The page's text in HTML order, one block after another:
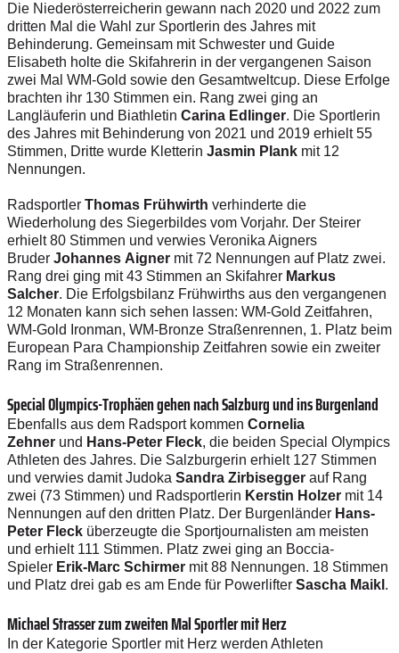
Die Niederösterreicherin gewann nach 2020 und 2022 zum
dritten Mal die Wahl zur Sportlerin des Jahres mit
Behinderung. Gemeinsam mit Schwester und Guide
Elisabeth holte die Skifahrerin in der vergangenen Saison
zwei Mal WM-Gold sowie den Gesamtweltcup. Diese Erfolge
brachten ihr 130 Stimmen ein. Rang zwei ging an
Langläuferin und Biathletin Carina Edlinger. Die Sportlerin
des Jahres mit Behinderung von 2021 und 2019 erhielt 55
Stimmen, Dritte wurde Kletterin Jasmin Plank mit 12
Nennungen.
Radsportler Thomas Frühwirth verhinderte die
Wiederholung des Siegerbildes vom Vorjahr. Der Steirer
erhielt 80 Stimmen und verwies Veronika Aigners
Bruder Johannes Aigner mit 72 Nennungen auf Platz zwei.
Rang drei ging mit 43 Stimmen an Skifahrer Markus
Salcher. Die Erfolgsbilanz Frühwirths aus den vergangenen
12 Monaten kann sich sehen lassen: WM-Gold Zeitfahren,
WM-Gold Ironman, WM-Bronze Straßenrennen, 1. Platz beim
European Para Championship Zeitfahren sowie ein zweiter
Rang im Straßenrennen.
Special Olympics-Trophäen gehen nach Salzburg und ins Burgenland
Ebenfalls aus dem Radsport kommen Cornelia
Zehner und Hans-Peter Fleck, die beiden Special Olympics
Athleten des Jahres. Die Salzburgerin erhielt 127 Stimmen
und verwies damit Judoka Sandra Zirbisegger auf Rang
zwei (73 Stimmen) und Radsportlerin Kerstin Holzer mit 14
Nennungen auf den dritten Platz. Der Burgenländer Hans-
Peter Fleck überzeugte die Sportjournalisten am meisten
und erhielt 111 Stimmen. Platz zwei ging an Boccia-
Spieler Erik-Marc Schirmer mit 88 Nennungen. 18 Stimmen
und Platz drei gab es am Ende für Powerlifter Sascha Maikl .
Michael Strasser zum zweiten Mal Sportler mit Herz
In der Kategorie Sportler mit Herz werden Athleten